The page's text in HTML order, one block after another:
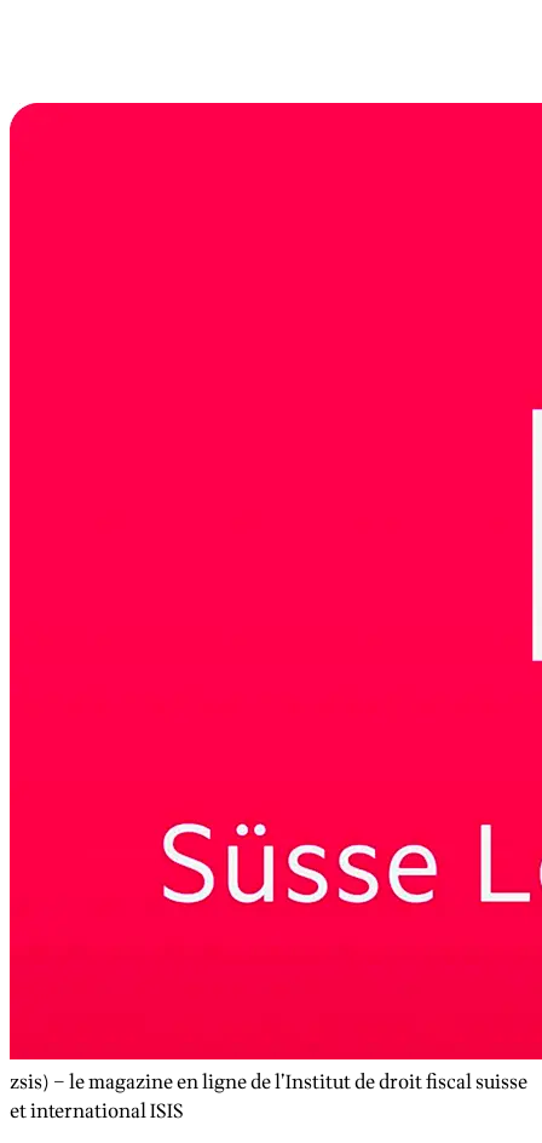
zsis) – le magazine en ligne de l’Institut de droit fiscal suisse
et international ISIS